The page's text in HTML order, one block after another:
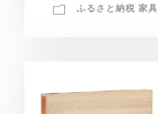
ふるさと納税 家具